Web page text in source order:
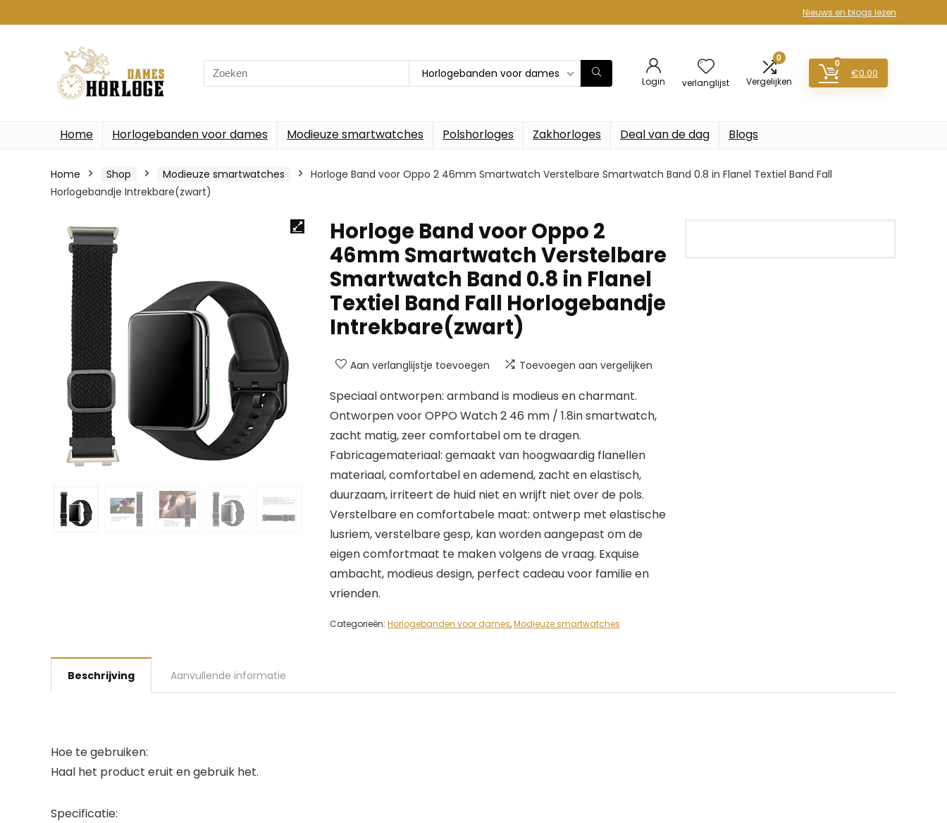
Nieuws en blogs lezen
Search
for:
Horlogebanden voor dames
Login verlanglijst
0
Vergelijken
0
€0.00
Home Horlogebanden voor dames Modieuze smartwatches Polshorloges Zakhorloges Deal van de dag Blogs
Home Shop Modieuze smartwatches
Horloge Band voor Oppo 2 46mm Smartwatch Verstelbare Smartwatch Band 0.8 in Flanel Textiel Band Fall
Horlogebandje Intrekbare(zwart)
Horloge Band voor Oppo 2
46mm Smartwatch Verstelbare
Smartwatch Band 0.8 in Flanel
Textiel Band Fall Horlogebandje
Intrekbare(zwart)
Aan verlanglijstje toevoegen Toevoegen aan vergelijken
Speciaal ontworpen: armband is modieus en charmant.
Ontworpen voor OPPO Watch 2 46 mm / 1.8in smartwatch,
zacht matig, zeer comfortabel om te dragen.
Fabricagemateriaal: gemaakt van hoogwaardig flanellen
materiaal, comfortabel en ademend, zacht en elastisch,
duurzaam, irriteert de huid niet en wrijft niet over de pols.
Verstelbare en comfortabele maat: ontwerp met elastische
lusriem, verstelbare gesp, kan worden aangepast om de
eigen comfortmaat te maken volgens de vraag. Exquise
ambacht, modieus design, perfect cadeau voor familie en
vrienden.
Categorieën: Horlogebanden voor dames,Modieuze smartwatches
Beschrijving Aanvullende informatie
Hoe te gebruiken:
Haal het product eruit en gebruik het.
Specificatie: